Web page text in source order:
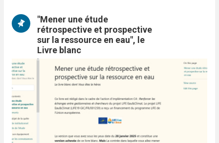
"Mener une étude
rétrospective et prospective
sur la ressource en eau", le
Livre blanc